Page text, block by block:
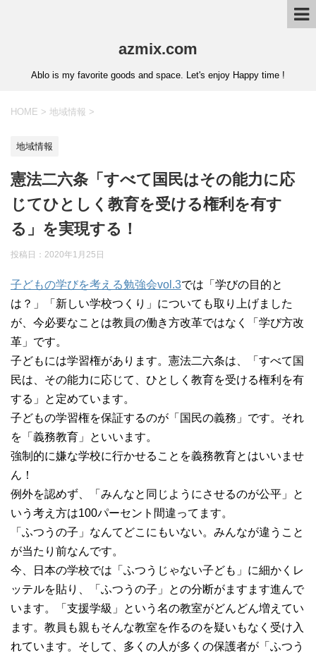
azmix.com
Ablo is my favorite goods and space. Let's enjoy Happy time !
HOME > 地域情報 >
地域情報
憲法二六条「すべて国民はその能力に応
じてひとしく教育を受ける権利を有す
る」を実現する！
投稿日： 2020年1月25日
子どもの学びを考える勉強会vol.3では「学びの目的と
は？」「新しい学校つくり」についても取り上げました
が、今必要なことは教員の働き方改革ではなく「学び方改
革」です。
子どもには学習権があります。憲法二六条は、「すべて国
民は、その能力に応じて、ひとしく教育を受ける権利を有
する」と定めています。
子どもの学習権を保証するのが「国民の義務」です。それ
を「義務教育」といいます。
強制的に嫌な学校に行かせることを義務教育とはいいませ
ん！
例外を認めず、「みんなと同じようにさせるのが公平」と
いう考え方は100パーセント間違ってます。
「ふつうの子」なんてどこにもいない。みんなが違うこと
が当たり前なんです。
今、日本の学校では「ふつうじゃない子ども」に細かくレ
ッテルを貼り、「ふつうの子」との分断がますます進んで
います。「支援学級」という名の教室がどんどん増えてい
ます。教員も親もそんな教室を作るのを疑いもなく受け入
れています。そして、多くの人が多くの保護者が「ふつう